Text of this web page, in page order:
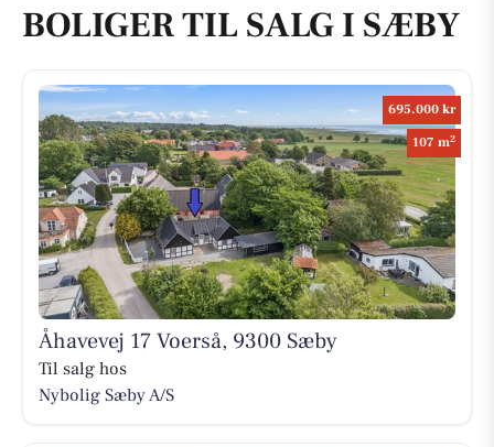
BOLIGER TIL SALG I SÆBY
695.000 kr
107 m2
Åhavevej 17 Voerså, 9300 Sæby
Til salg hos
Nybolig Sæby A/S